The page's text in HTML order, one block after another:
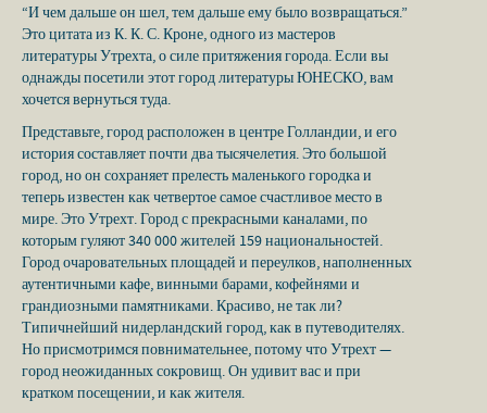
“И чем дальше он шел, тем дальше ему было возвращаться.”
Это цитата из К. К. С. Кроне, одного из мастеров
литературы Утрехта, о силе притяжения города. Если вы
однажды посетили этот город литературы ЮНЕСКО, вам
хочется вернуться туда.
Представьте, город расположен в центре Голландии, и его
история составляет почти два тысячелетия. Это большой
город, но он сохраняет прелесть маленького городка и
теперь известен как четвертое самое счастливое место в
мире. Это Утрехт. Город с прекрасными каналами, по
которым гуляют 340 000 жителей 159 национальностей.
Город очаровательных площадей и переулков, наполненных
аутентичными кафе, винными барами, кофейнями и
грандиозными памятниками. Красиво, не так ли?
Типичнейший нидерландский город, как в путеводителях.
Но присмотримся повнимательнее, потому что Утрехт —
город неожиданных сокровищ. Он удивит вас и при
кратком посещении, и как жителя.